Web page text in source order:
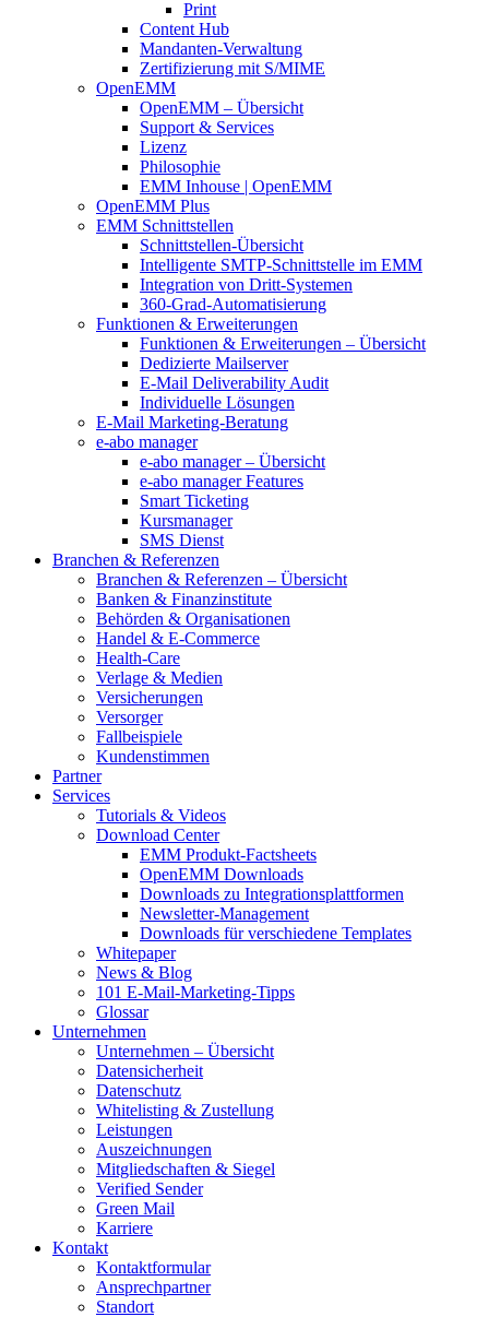
Print
Content Hub
Mandanten-Verwaltung
Zertifizierung mit S/MIME
OpenEMM
OpenEMM – Übersicht
Support & Services
Lizenz
Philosophie
EMM Inhouse | OpenEMM
OpenEMM Plus
EMM Schnittstellen
Schnittstellen-Übersicht
Intelligente SMTP-Schnittstelle im EMM
Integration von Dritt-Systemen
360-Grad-Automatisierung
Funktionen & Erweiterungen
Funktionen & Erweiterungen – Übersicht
Dedizierte Mailserver
E-Mail Deliverability Audit
Individuelle Lösungen
E-Mail Marketing-Beratung
e-abo manager
e-abo manager – Übersicht
e-abo manager Features
Smart Ticketing
Kursmanager
SMS Dienst
Branchen & Referenzen
Branchen & Referenzen – Übersicht
Banken & Finanzinstitute
Behörden & Organisationen
Handel & E-Commerce
Health-Care
Verlage & Medien
Versicherungen
Versorger
Fallbeispiele
Kundenstimmen
Partner
Services
Tutorials & Videos
Download Center
EMM Produkt-Factsheets
OpenEMM Downloads
Downloads zu Integrationsplattformen
Newsletter-Management
Downloads für verschiedene Templates
Whitepaper
News & Blog
101 E-Mail-Marketing-Tipps
Glossar
Unternehmen
Unternehmen – Übersicht
Datensicherheit
Datenschutz
Whitelisting & Zustellung
Leistungen
Auszeichnungen
Mitgliedschaften & Siegel
Verified Sender
Green Mail
Karriere
Kontakt
Kontaktformular
Ansprechpartner
Standort